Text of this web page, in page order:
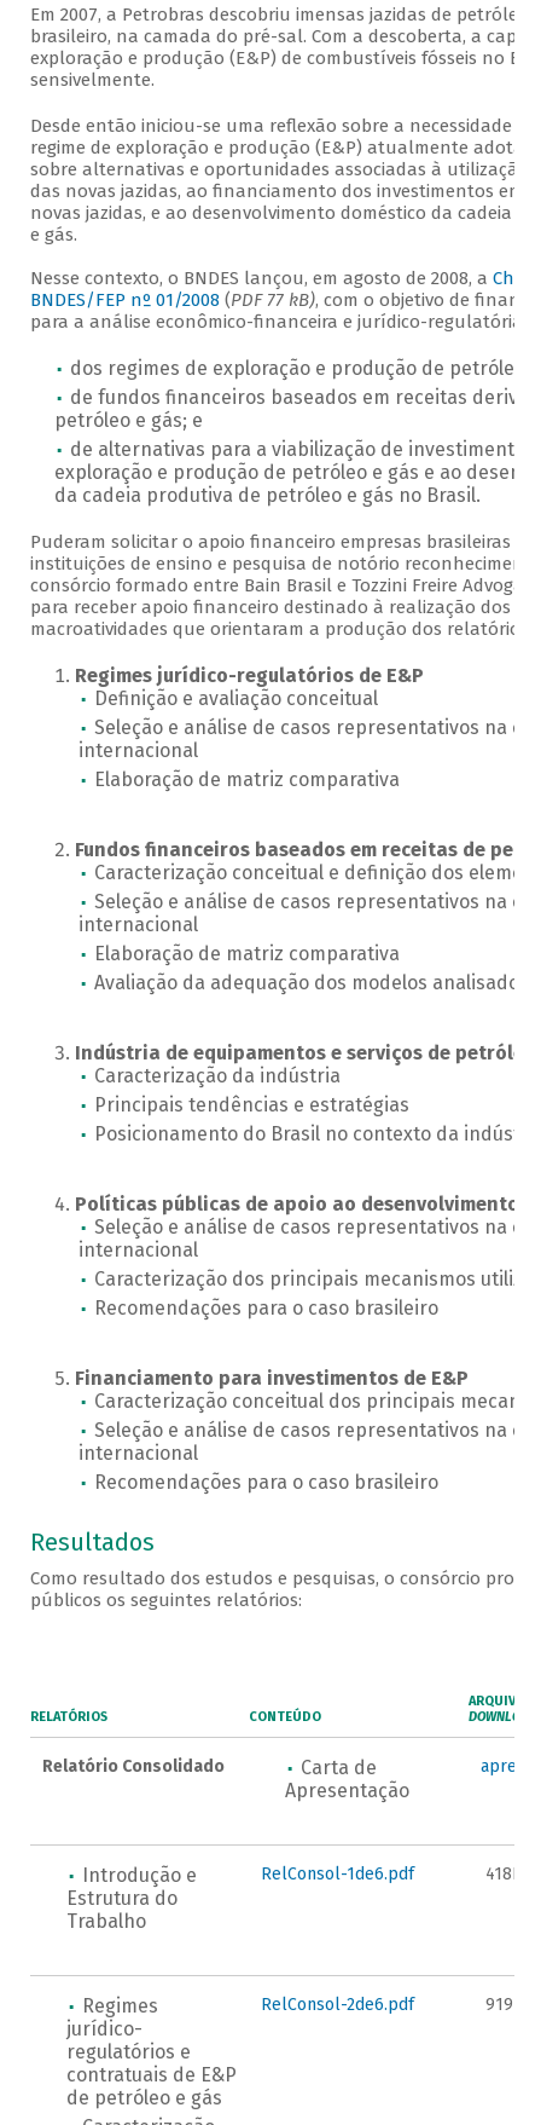
Em 2007, a Petrobras descobriu imensas jazidas de petróleo
brasileiro, na camada do pré-sal. Com a descoberta, a
exploração e produção (E&P) de combustíveis fósseis no
sensivelmente.
Desde então iniciou-se uma reflexão sobre a necessidade
regime de exploração e produção (E&P) atualmente
sobre alternativas e oportunidades associadas à utilização
das novas jazidas, ao financiamento dos investimentos em
novas jazidas, e ao desenvolvimento doméstico da cadeia
e gás.
Nesse contexto, o BNDES lançou, em agosto de 2008, a
BNDES/FEP nº 01/2008(PDF 77 kB), com o objetivo de
para a análise econômico-financeira e jurídico-regulatória:
dos regimes de exploração e produção de petróleo
de fundos financeiros baseados em receitas
petróleo e gás; e
de alternativas para a viabilização de investimentos
exploração e produção de petróleo e gás e ao
da cadeia produtiva de petróleo e gás no Brasil.
Puderam solicitar o apoio financeiro empresas brasileiras
instituições de ensino e pesquisa de notório
consórcio formado entre Bain Brasil e Tozzini Freire
para receber apoio financeiro destinado à realização dos
macroatividades que orientaram a produção dos relatórios
Regimes jurídico-regulatórios de E&P
Definição e avaliação conceitual
Seleção e análise de casos representativos na
internacional
Elaboração de matriz comparativa
Fundos financeiros baseados em receitas de
Caracterização conceitual e definição dos
Seleção e análise de casos representativos na
internacional
Elaboração de matriz comparativa
Avaliação da adequação dos modelos analisados
Indústria de equipamentos e serviços de petróleo
Caracterização da indústria
Principais tendências e estratégias
Posicionamento do Brasil no contexto da
Políticas públicas de apoio ao desenvolvimento
Seleção e análise de casos representativos na
internacional
Caracterização dos principais mecanismos
Recomendações para o caso brasileiro
Financiamento para investimentos de E&P
Caracterização conceitual dos principais
Seleção e análise de casos representativos na
internacional
Recomendações para o caso brasileiro
Resultados
Como resultado dos estudos e pesquisas, o consórcio
públicos os seguintes relatórios:
RELATÓRIOS CONTEÚDO
ARQUIVOS
DOWNLOAD
Relatório Consolidado
Carta de
Apresentação
Introdução e
Estrutura do
Trabalho
RelConsol-1de6.pdf 418KB
Regimes
jurídico-
regulatórios e
contratuais de E&P
de petróleo e gás
RelConsol-2de6.pdf 919KB